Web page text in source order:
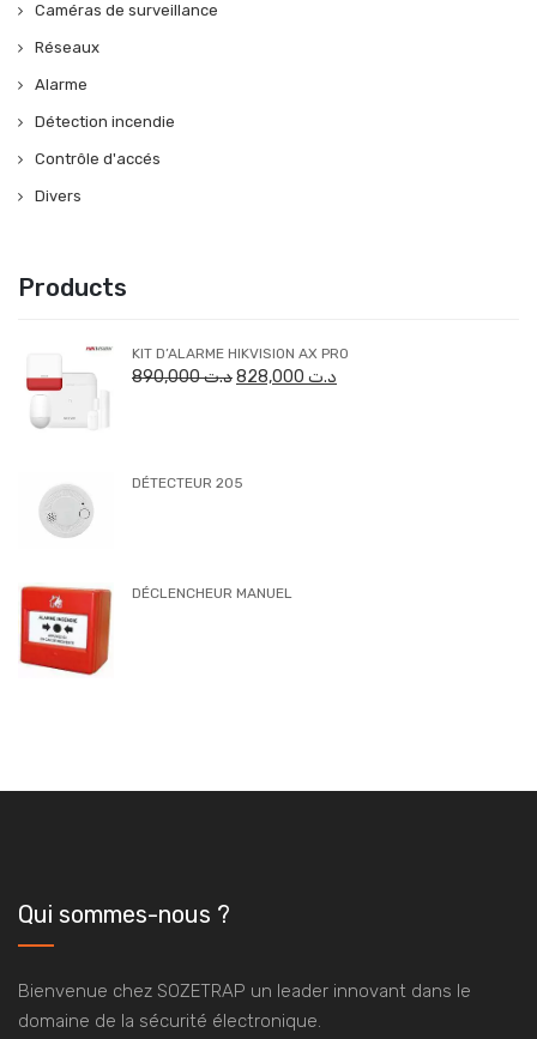
Caméras de surveillance
Réseaux
Alarme
Détection incendie
Contrôle d'accés
Divers
Products
KIT D’ALARME HIKVISION AX PRO
د.ت890,000 د.ت
DÉTECTEUR 205
DÉCLENCHEUR MANUEL
Qui sommes-nous ?
Bienvenue chez SOZETRAP un leader innovant dans le
domaine de la sécurité électronique.